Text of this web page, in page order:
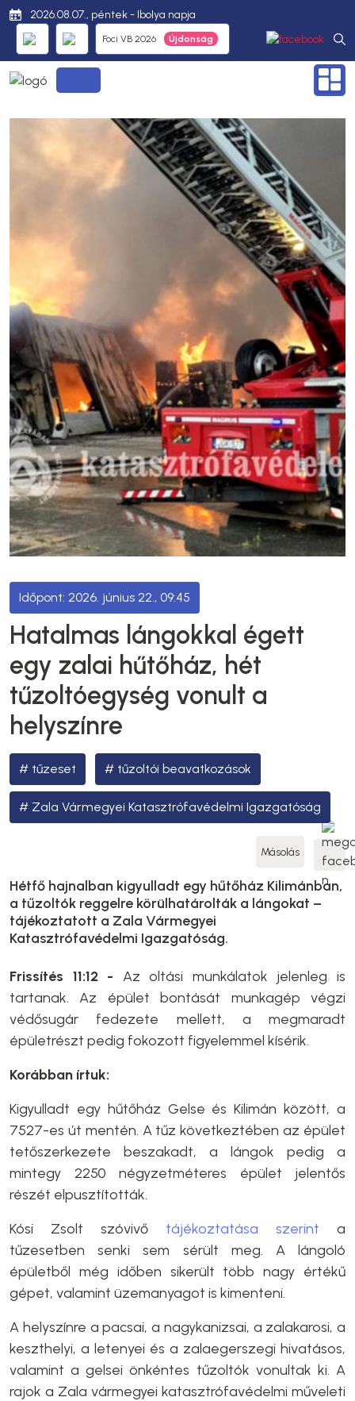
2026.08.07., péntek - Ibolya napja
Foci VB 2026
2026. június 22., 09:45
Hatalmas lángokkal égett
egy zalai hűtőház, hét
tűzoltóegység vonult a
helyszínre
tűzeset tűzoltói beavatkozások
Zala Vármegyei Katasztrófavédelmi Igazgatóság
Másolás
Hétfő hajnalban kigyulladt egy hűtőház Kilimánban,
a tűzoltók reggelre körülhatárolták a lángokat –
tájékoztatott a Zala Vármegyei
Katasztrófavédelmi Igazgatóság.
Frissítés 11:12 - Az oltási munkálatok jelenleg is
tartanak. Az épület bontását munkagép végzi
védősugár fedezete mellett, a megmaradt
épületrészt pedig fokozott figyelemmel kísérik.
Korábban írtuk:
Kigyulladt egy hűtőház Gelse és Kilimán között, a
7527-es út mentén. A tűz következtében az épület
tetőszerkezete beszakadt, a lángok pedig a
mintegy 2250 négyzetméteres épület jelentős
részét elpusztították.
Kósi Zsolt szóvivő tájékoztatása szerint a
tűzesetben senki sem sérült meg. A lángoló
épületből még időben sikerült több nagy értékű
gépet, valamint üzemanyagot is kimenteni.
A helyszínre a pacsai, a nagykanizsai, a zalakarosi, a
keszthelyi, a letenyei és a zalaegerszegi hivatásos,
valamint a gelsei önkéntes tűzoltók vonultak ki. A
rajok a Zala vármegyei katasztrófavédelmi műveleti